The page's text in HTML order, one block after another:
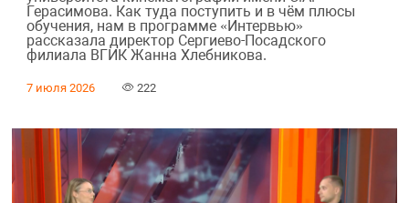
Герасимова. Как туда поступить и в чём плюсы
обучения, нам в программе «Интервью»
рассказала директор Сергиево-Посадского
филиала ВГИК Жанна Хлебникова.
7 июля 2026 222